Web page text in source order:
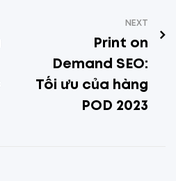
NEXT
Print on
Demand SEO:
Tối ưu của hàng
POD 2023